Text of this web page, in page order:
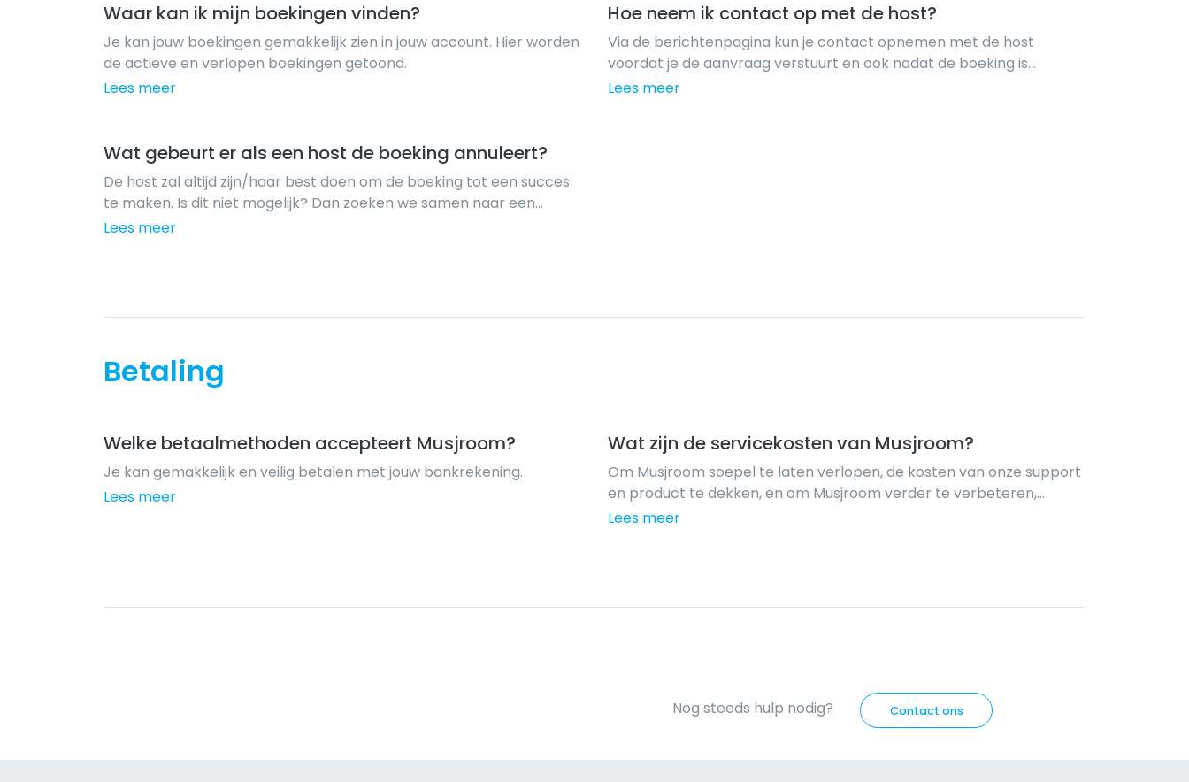
Waar kan ik mijn boekingen vinden?
Je kan jouw boekingen gemakkelijk zien in jouw account. Hier worden
de actieve en verlopen boekingen getoond.
Lees meer
Hoe neem ik contact op met de host?
Via de berichtenpagina kun je contact opnemen met de host
voordat je de aanvraag verstuurt en ook nadat de boeking is
bevestigd. Op deze manier kan je altijd gemakkelijk communiceren
Lees meer
Wat gebeurt er als een host de boeking annuleert?
De host zal altijd zijn/haar best doen om de boeking tot een succes
te maken. Is dit niet mogelijk? Dan zoeken we samen naar een
alternatief verblijf. Ook hiervoor hebben wij 24/7 support.
Lees meer
Betaling
Welke betaalmethoden accepteert Musjroom?
Je kan gemakkelijk en veilig betalen met jouw bankrekening.
Lees meer
Wat zijn de servicekosten van Musjroom?
Om Musjroom soepel te laten verlopen, de kosten van onze support
en product te dekken, en om Musjroom verder te verbeteren,
vragen we servicekosten wanneer een boeking wordt bevestigd. De
Lees meer
Nog steeds hulp nodig? Contact ons